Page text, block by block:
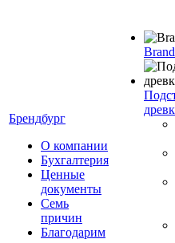
Брендбург
О компании
Бухгалтерия
Ценные
документы
Семь
причин
Благодарим